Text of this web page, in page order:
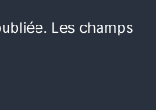
Les champs